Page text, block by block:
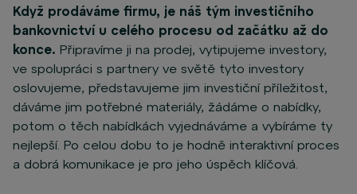
Když prodáváme firmu, je náš tým investičního
bankovnictví u celého procesu od začátku až do
konce. Připravíme ji na prodej, vytipujeme investory,
ve spolupráci s partnery ve světě tyto investory
oslovujeme, představujeme jim investiční příležitost,
dáváme jim potřebné materiály, žádáme o nabídky,
potom o těch nabídkách vyjednáváme a vybíráme ty
nejlepší. Po celou dobu to je hodně interaktivní proces
a dobrá komunikace je pro jeho úspěch klíčová.